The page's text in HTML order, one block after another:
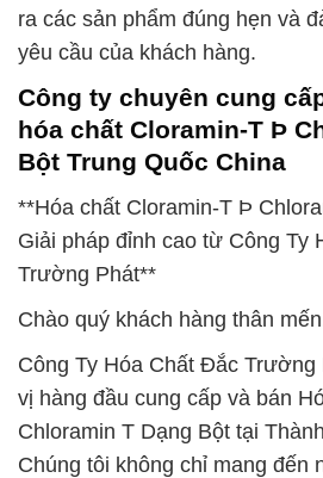
ra các sản phẩm đúng hẹn và
yêu cầu của khách hàng.
Công ty chuyên cung
hóa chất Cloramin-T Þ
Bột Trung Quốc China
**Hóa chất Cloramin-T Þ
Giải pháp đỉnh cao từ Công Ty
Trường Phát**
Chào quý khách hàng thân
Công Ty Hóa Chất Đắc
vị hàng đầu cung cấp và bán
Chloramin T Dạng Bột tại
Chúng tôi không chỉ mang đến